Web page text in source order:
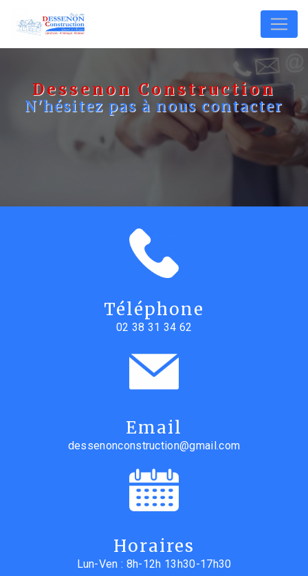
Dessenon Construction
N'hésitez pas à nous contacter
Téléphone
02 38 31 34 62
Email
dessenonconstruction@gmail.com
Horaires
Lun-Ven : 8h-12h 13h30-17h30